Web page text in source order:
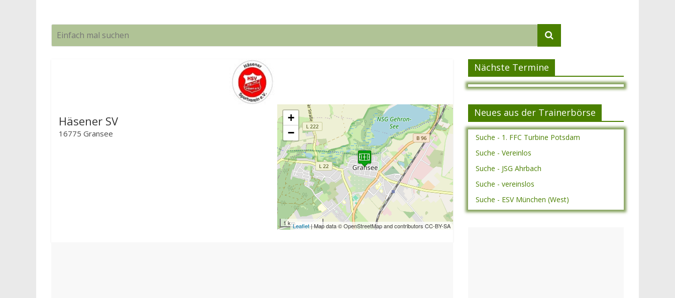
+
−
1 kmLeaflet| Map data © OpenStreetMap and contributors CC-BY-SA
Häsener SV
16775 Gransee
Nächste Termine
Neues aus der Trainerbörse
Suche - 1. FFC Turbine Potsdam
Suche - Vereinlos
Suche - JSG Ahrbach
Suche - vereinslos
Suche - ESV München (West)